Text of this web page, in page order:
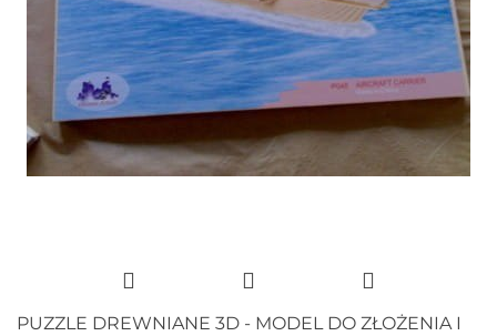
PUZZLE DREWNIANE 3D - MODEL DO ZŁOŻENIA I